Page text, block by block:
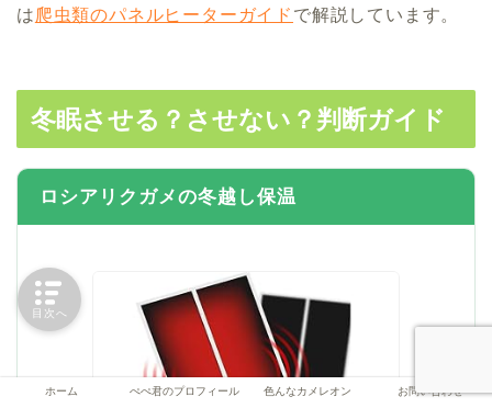
は爬虫類のパネルヒーターガイド で解説しています。
冬眠させる？させない？判断ガイド
ロシアリクガメの冬越し保温
ホーム ぺぺ君のプロフィール 色んなカメレオン お問い合わせ
目次へ